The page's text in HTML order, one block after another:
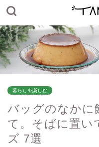
暮らしを楽しむ
バッグのなかに
て。そばに置い
ズ 7選